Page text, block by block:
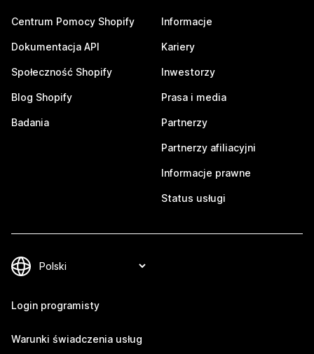
Centrum Pomocy Shopify
Dokumentacja API
Społeczność Shopify
Blog Shopify
Badania
Informacje
Kariery
Inwestorzy
Prasa i media
Partnerzy
Partnerzy afiliacyjni
Informacje prawne
Status usługi
Login programisty
Warunki świadczenia usług